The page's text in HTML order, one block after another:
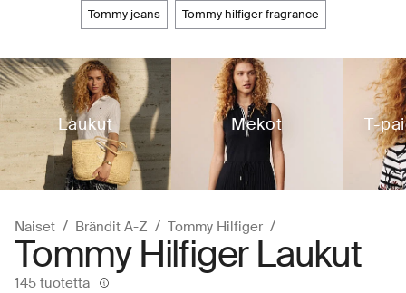
tommy jeans tommy hilfiger fragrance
Laukut Mekot T-
Naiset Brändit A-Z Tommy Hilfiger
Tommy Hilfiger Laukut
145 tuotetta